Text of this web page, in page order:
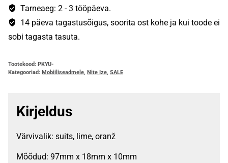
Tarneaeg: 2 - 3 tööpäeva.
14 päeva tagastusõigus, soorita ost kohe ja kui toode ei
sobi tagasta tasuta.
Tootekood: PKYU-
Kategooriad: Mobiiliseadmele, Nite Ize, SALE
Kirjeldus
Värvivalik: suits, lime, oranž
Mõõdud: 97mm x 18mm x 10mm